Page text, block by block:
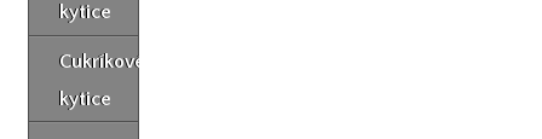
kytice
Cukríkové
kytice